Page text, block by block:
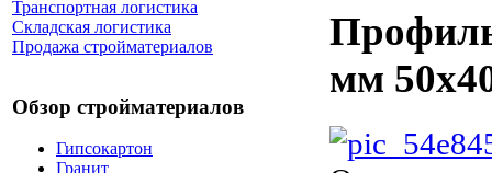
Транспортная логистика
Складская логистика
Продажа стройматериалов
Обзор стройматериалов
Гипсокартон
Гранит
мм